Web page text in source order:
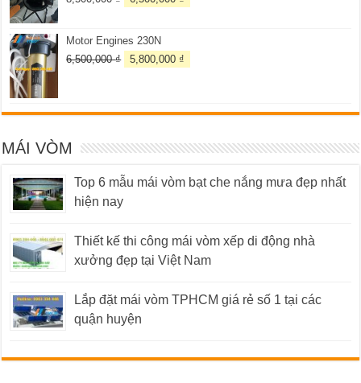
Motor Engines 230N
6,500,000₫ 5,800,000 ₫
MÁI VÒM
Top 6 mẫu mái vòm bạt che nắng mưa đẹp nhất
hiện nay
Thiết kế thi công mái vòm xếp di động nhà
xưởng đẹp tại Việt Nam
Lắp đặt mái vòm TPHCM giá rẻ số 1 tại các
quận huyện